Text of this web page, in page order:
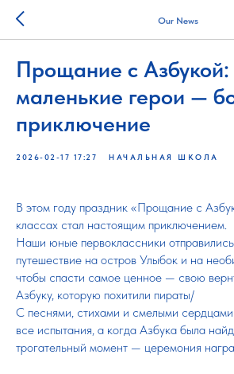
Our News
Прощание с Азбукой:
маленькие герои —
приключение
2026-02-17 17:27 НАЧАЛЬНАЯ ШКОЛА
В этом году праздник «Прощание с
классах стал настоящим приключением.
Наши юные первоклассники
путешествие на остров Улыбок и на
чтобы спасти самое ценное — свою
Азбуку, которую похитили пираты/
С песнями, стихами и смелыми сердцами
все испытания, а когда Азбука была
трогательный момент — церемония